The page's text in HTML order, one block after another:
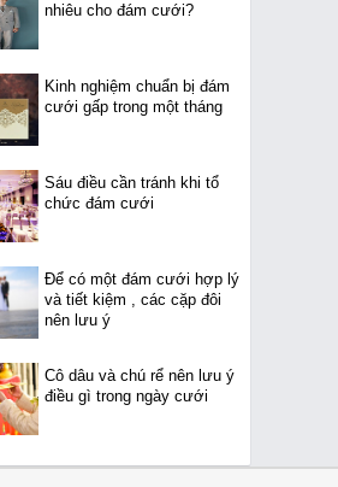
nhiêu cho đám cưới?
Kinh nghiệm chuẩn bị đám
cưới gấp trong một tháng
Sáu điều cần tránh khi tổ
chức đám cưới
Để có một đám cưới hợp lý
và tiết kiệm , các cặp đôi
nên lưu ý
Cô dâu và chú rể nên lưu ý
điều gì trong ngày cưới